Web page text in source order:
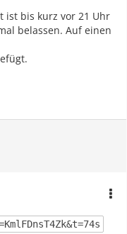
ist bis kurz vor 21 Uhr
belassen. Auf einen